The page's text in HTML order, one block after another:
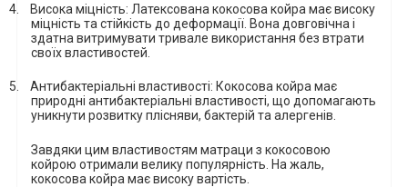
4.
Висока міцність: Латексована кокосова койра має високу
міцність та стійкість до деформації. Вона довговічна і
здатна витримувати тривале використання без втрати
своїх властивостей.
5.
Антибактеріальні властивості: Кокосова койра має
природні антибактеріальні властивості, що допомагають
уникнути розвитку плісняви, бактерій та алергенів.
Завдяки цим властивостям матраци з кокосовою
койрою отримали велику популярність. На жаль,
кокосова койра має високу вартість.